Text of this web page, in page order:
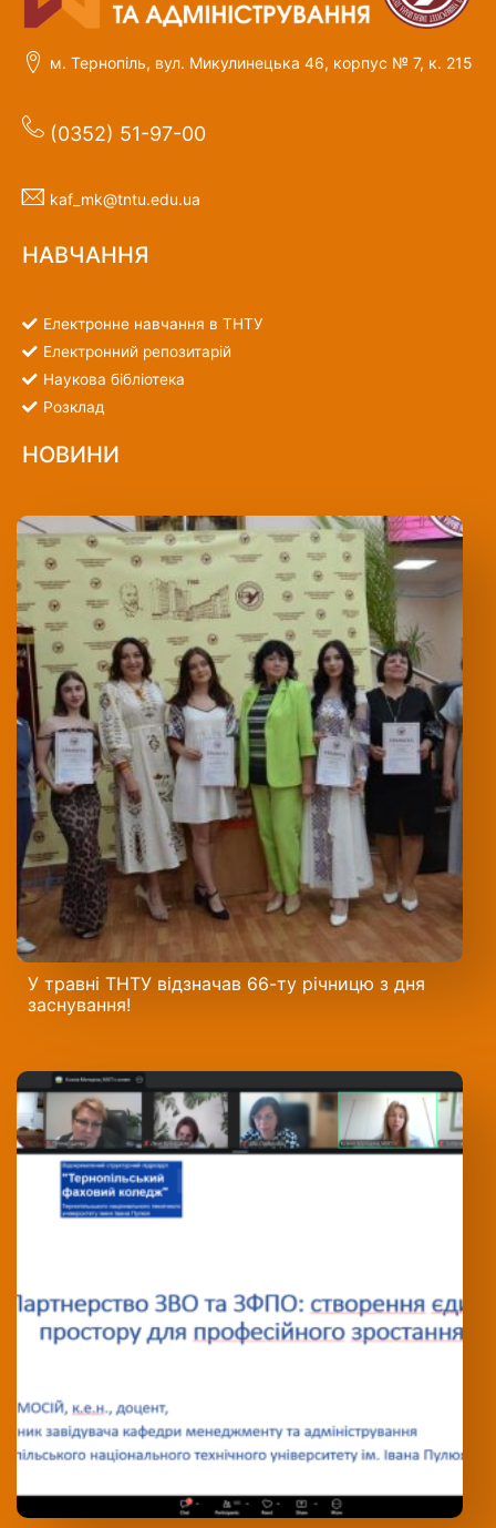
м. Тернопіль, вул. Микулинецька 46, корпус № 7, к. 215
(0352) 51-97-00
kaf_mk@tntu.edu.ua
НАВЧАННЯ
Електронне навчання в ТНТУ
Електронний репозитарій
Наукова бібліотека
Розклад
НОВИНИ
У травні ТНТУ відзначав 66-ту річницю з дня
заснування!